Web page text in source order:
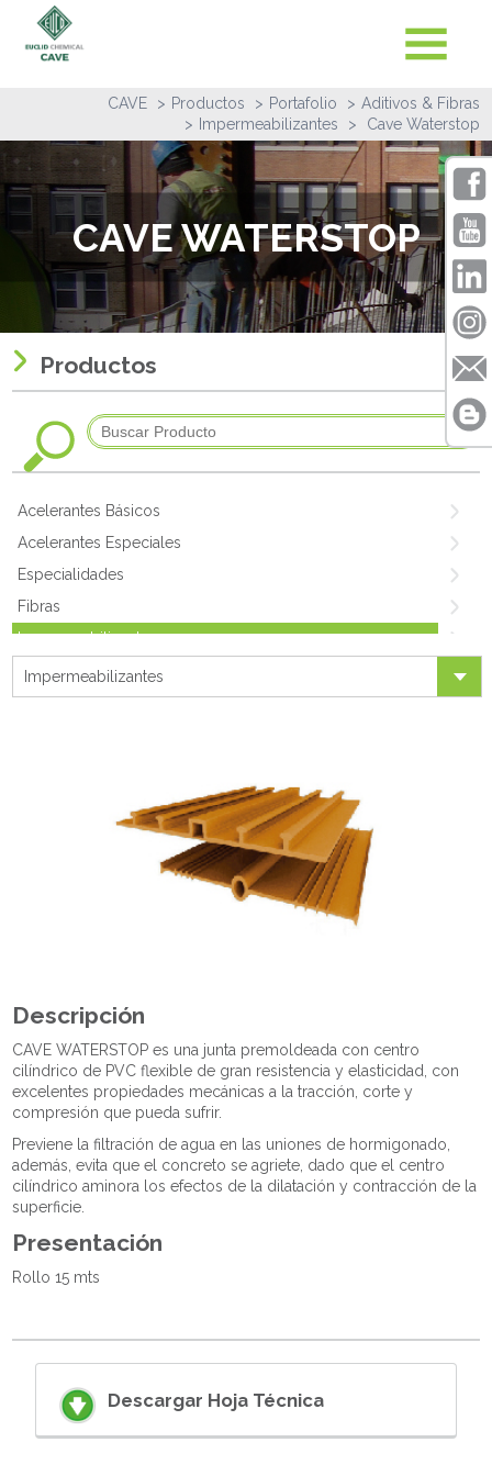
CAVE Productos Portafolio
Aditivos & Fibras
Impermeabilizantes
Cave Waterstop
CAVE WATERSTOP
Productos
Acelerantes Básicos
Acelerantes Especiales
Especialidades
Fibras
Impermeabilizantes
Medio & Alto Rango
Shotcrete
Impermeabilizantes
Descripción
CAVE WATERSTOP es una junta premoldeada con centro
cilíndrico de PVC flexible de gran resistencia y elasticidad, con
excelentes propiedades mecánicas a la tracción, corte y
compresión que pueda sufrir.
Previene la filtración de agua en las uniones de hormigonado,
además, evita que el concreto se agriete, dado que el centro
cilíndrico aminora los efectos de la dilatación y contracción de la
superficie.
Presentación
Rollo 15 mts
Descargar Hoja Técnica